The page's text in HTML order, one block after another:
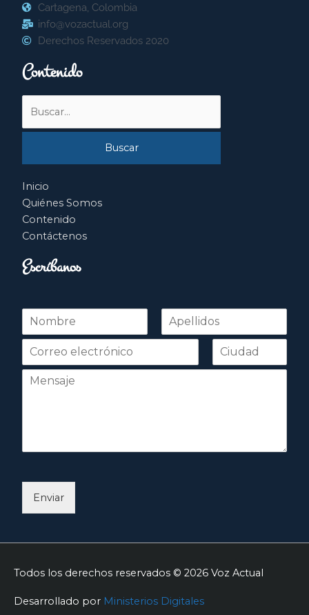
Cartagena, Colombia
info@vozactual.org
Derechos Reservados 2020
Contenido
por:
Inicio
Quiénes Somos
Contenido
Contáctenos
Escríbanos
N
m
r
Nombre Apellidos
Enviar
Todos los derechos reservados © 2026 Voz Actual
Desarrollado por Ministerios Digitales